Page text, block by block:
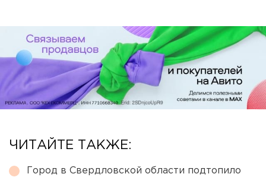
ЧИТАЙТЕ ТАКЖЕ:
Город в Свердловской области подтопило